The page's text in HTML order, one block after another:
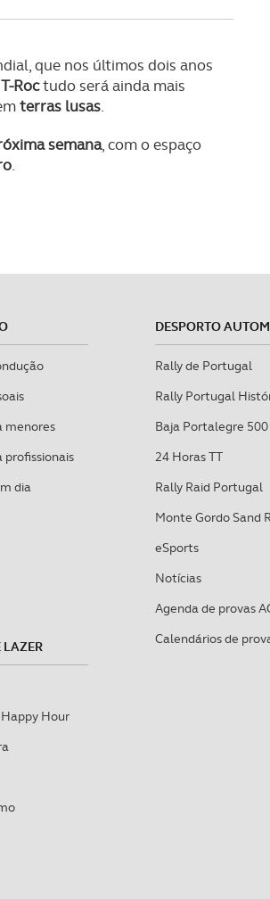
que nos últimos dois anos
T-Roctudo será ainda mais
terras lusas.
semana, com o espaço
.
menores
profissionais
dia
LAZER
Hour
DESPORTO
Rally de Portugal
Rally Portugal
Baja Portalegre 500
24 Horas TT
Rally Raid Portugal
Monte Gordo Sand
eSports
Notícias
Agenda de provas
Calendários de